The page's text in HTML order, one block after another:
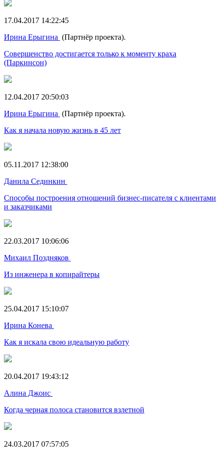
17.04.2017 14:22:45
Ирина Ерыгина (Партнёр проекта).
Совершенство достигается только к моменту краха
(Паркинсон)
12.04.2017 20:50:03
Ирина Ерыгина (Партнёр проекта).
Как я начала новую жизнь в 45 лет
05.11.2017 12:38:00
Данила Сединкин
Способы построения отношений бизнес-писателя с клиентами
и заказчиками
22.03.2017 10:06:06
Михаил Поздняков
Из инженера в копирайтеры
25.04.2017 15:10:07
Ирина Конева
Как я искала свою идеальную работу
20.04.2017 19:43:12
Алина Джоис
Когда черная полоса становится взлетной
24.03.2017 07:57:05